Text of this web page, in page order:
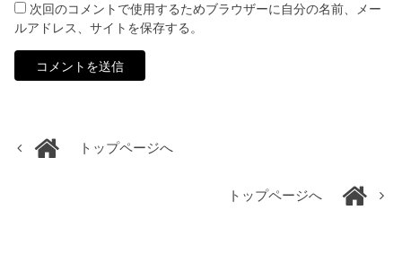
次回のコメントで使用するためブラウザーに自分の名前、メー
ルアドレス、サイトを保存する。
トップページへ
トップページへ